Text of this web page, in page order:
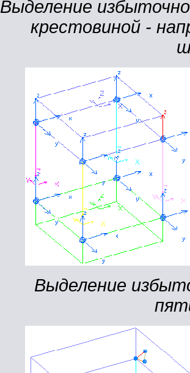
Выделение
крестовиной -
Выделение